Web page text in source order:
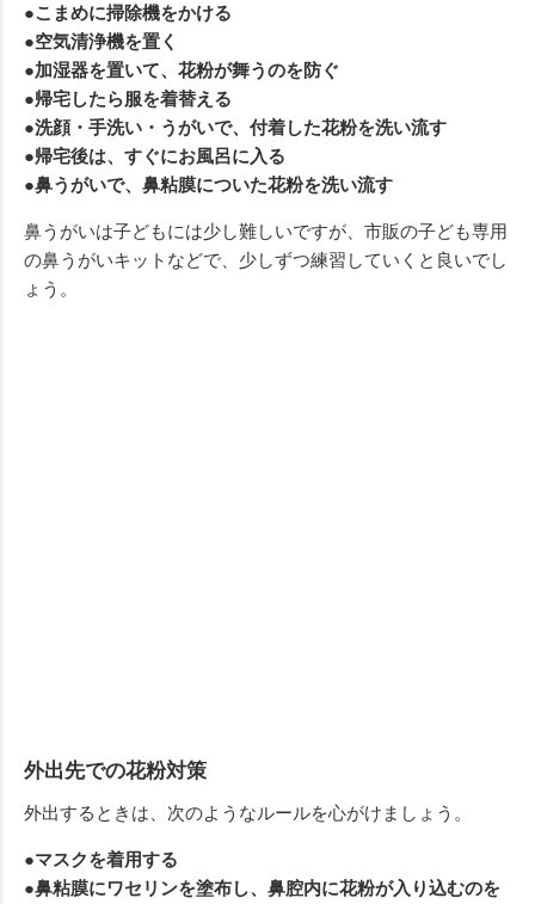
●こまめに掃除機をかける
●空気清浄機を置く
●加湿器を置いて、花粉が舞うのを防ぐ
●帰宅したら服を着替える
●洗顔・手洗い・うがいで、付着した花粉を洗い流す
●帰宅後は、すぐにお風呂に入る
●鼻うがいで、鼻粘膜についた花粉を洗い流す
鼻うがいは子どもには少し難しいですが、市販の子ども専用
の鼻うがいキットなどで、少しずつ練習していくと良いでし
ょう。
外出先での花粉対策
外出するときは、次のようなルールを心がけましょう。
●マスクを着用する
●鼻粘膜にワセリンを塗布し、鼻腔内に花粉が入り込むのを